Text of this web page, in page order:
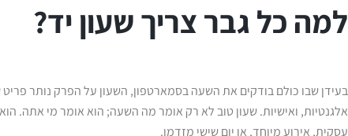
למה כל גבר צריך שעון יד?
בעידן שבו כולם בודקים את השעה בסמארטפון, השעון על הפרק נותר
אלגנטיות, ואישיות. שעון טוב לא רק אומר מה השעה; הוא אומר מי אתה.
עסקית, אירוע מיוחד, או יום שישי מזדמן.